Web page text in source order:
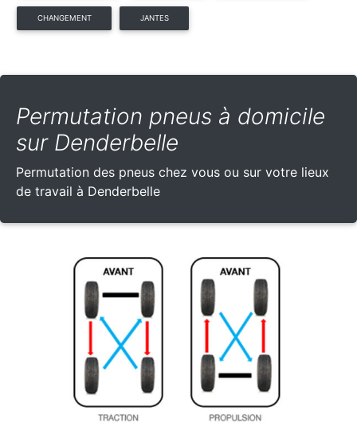
CHANGEMENT JANTES
Permutation pneus à domicile
sur Denderbelle
Permutation des pneus chez vous ou sur votre lieux
de travail à Denderbelle